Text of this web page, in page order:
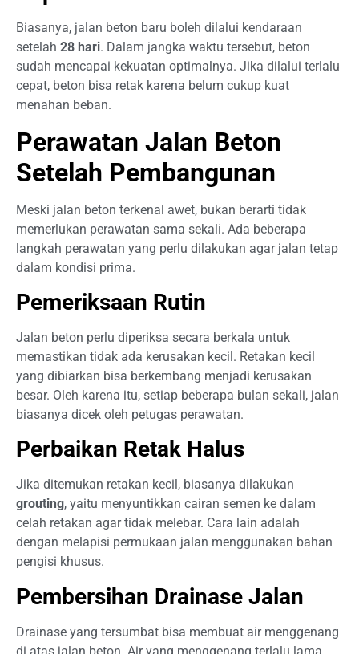
Biasanya, jalan beton baru boleh dilalui kendaraan
setelah 28 hari. Dalam jangka waktu tersebut, beton
sudah mencapai kekuatan optimalnya. Jika dilalui terlalu
cepat, beton bisa retak karena belum cukup kuat
menahan beban.
Perawatan Jalan Beton
Setelah Pembangunan
Meski jalan beton terkenal awet, bukan berarti tidak
memerlukan perawatan sama sekali. Ada beberapa
langkah perawatan yang perlu dilakukan agar jalan tetap
dalam kondisi prima.
Pemeriksaan Rutin
Jalan beton perlu diperiksa secara berkala untuk
memastikan tidak ada kerusakan kecil. Retakan kecil
yang dibiarkan bisa berkembang menjadi kerusakan
besar. Oleh karena itu, setiap beberapa bulan sekali, jalan
biasanya dicek oleh petugas perawatan.
Perbaikan Retak Halus
Jika ditemukan retakan kecil, biasanya dilakukan
grouting, yaitu menyuntikkan cairan semen ke dalam
celah retakan agar tidak melebar. Cara lain adalah
dengan melapisi permukaan jalan menggunakan bahan
pengisi khusus.
Pembersihan Drainase Jalan
Drainase yang tersumbat bisa membuat air menggenang
di atas jalan beton. Air yang menggenang terlalu lama